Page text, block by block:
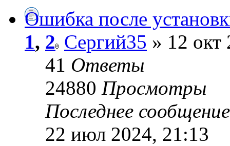
Ошибка после
1, 2 Сергий35 » 12 окт
41 Ответы
24880 Просмотры
Последнее
22 июл 2024, 21:13